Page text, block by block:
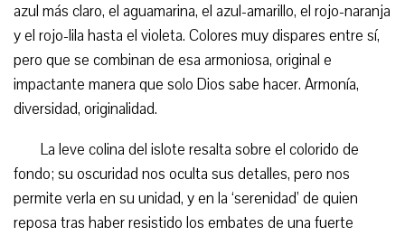
azul más claro, el aguamarina, el azul-amarillo, el rojo-naranja
y el rojo-lila hasta el violeta. Colores muy dispares entre sí,
pero que se combinan de esa armoniosa, original e
impactante manera que solo Dios sabe hacer. Armonía,
diversidad, originalidad.
La leve colina del islote resalta sobre el colorido de
fondo; su oscuridad nos oculta sus detalles, pero nos
permite verla en su unidad, y en la ‘serenidad’ de quien
reposa tras haber resistido los embates de una fuerte